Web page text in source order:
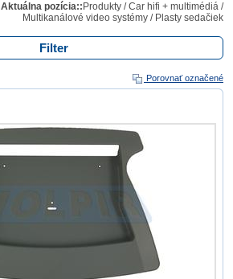
Aktuálna pozícia:: Produkty /Car hifi + multimédiá /
Multikanálové video systémy / Plasty sedačiek
Filter
Porovnať označené